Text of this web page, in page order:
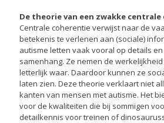
De theorie van een zwakke centrale
Centrale coherentie verwijst naar de
betekenis te verlenen aan (sociale)
autisme letten vaak vooral op details
samenhang. Ze nemen de
letterlijk waar. Daardoor kunnen ze
laten zien. Deze theorie verklaart niet
kanten van mensen met autisme. Het
voor de kwaliteiten die bij sommigen
detailkennis voor treinen of